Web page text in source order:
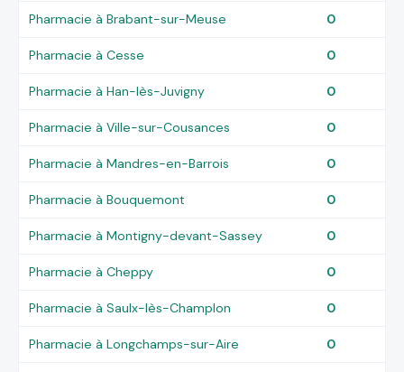
Pharmacie à Brabant-sur-Meuse 0
Pharmacie à Cesse 0
Pharmacie à Han-lès-Juvigny 0
Pharmacie à Ville-sur-Cousances 0
Pharmacie à Mandres-en-Barrois 0
Pharmacie à Bouquemont 0
Pharmacie à Montigny-devant-Sassey 0
Pharmacie à Cheppy 0
Pharmacie à Saulx-lès-Champlon 0
Pharmacie à Longchamps-sur-Aire 0